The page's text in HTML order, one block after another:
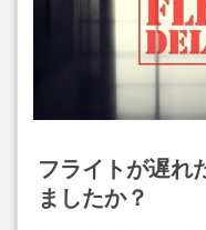
フライトが遅れ
ましたか？